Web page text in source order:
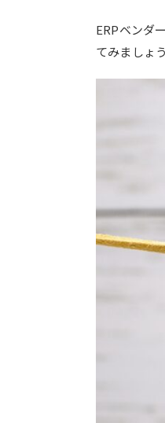
ERPベンダ
てみましょう